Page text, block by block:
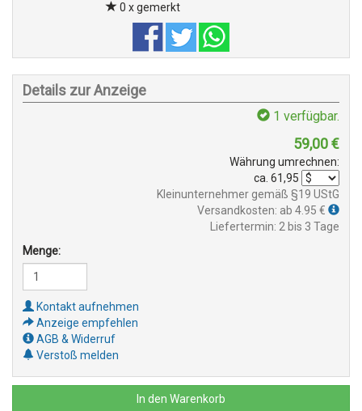
0 x gemerkt
Details zur Anzeige
1 verfügbar.
59,00€
Währung umrechnen:
ca. 61,95
Kleinunternehmer gemäß §19 UStG
Versandkosten: ab 4.95 €
Liefertermin: 2 bis 3 Tage
Menge:
Kontakt aufnehmen
Anzeige empfehlen
AGB & Widerruf
Verstoß melden
In den Warenkorb